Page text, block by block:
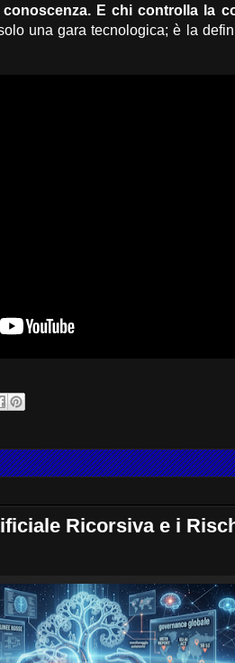
E chi controlla la
una gara tecnologica; è la
Ricorsiva e i